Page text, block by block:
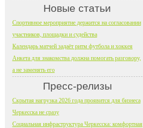
Новые статьи
Спортивное мероприятие держится на согласовании
участников, площадки и судейства
Календарь матчей задаёт ритм футбола и хоккея
Анкета для знакомства должна помогать разговору,
а не заменять его
Пресс-релизы
Скрытая нагрузка 2026 года проявится для бизнеса
Черкесска не сразу
Социальная инфраструктура Черкесска: комфортная